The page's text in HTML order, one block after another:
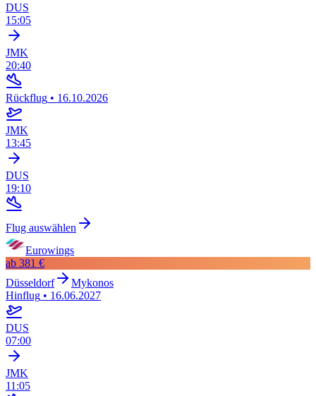
DUS
15:05
JMK
20:40
Rückflug • 16.10.2026
JMK
13:45
DUS
19:10
Flug auswählen
Eurowings
ab 381 €
Düsseldorf
Mykonos
Hinflug • 16.06.2027
DUS
07:00
JMK
11:05